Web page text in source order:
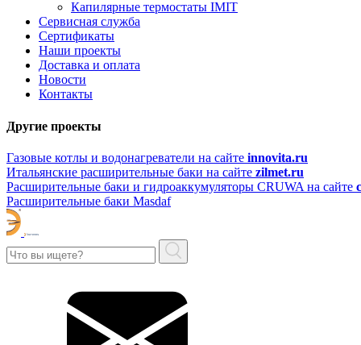
Капилярные термостаты IMIT
Сервисная служба
Сертификаты
Наши проекты
Доставка и оплата
Новости
Контакты
Другие проекты
Газовые котлы и водонагреватели на сайте innovita.ru
Итальянские расширительные баки на сайте zilmet.ru
Расширительные баки и гидроаккумуляторы CRUWA на сайте
Расширительные баки Masdaf